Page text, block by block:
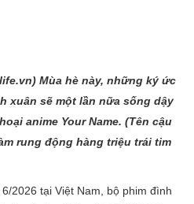
Mùa hè này, những ký ức
xuân sẽ một lần nữa sống dậy
anime Your Name. (Tên cậu
rung động hàng triệu trái tim
2026 tại Việt Nam, bộ phim đình